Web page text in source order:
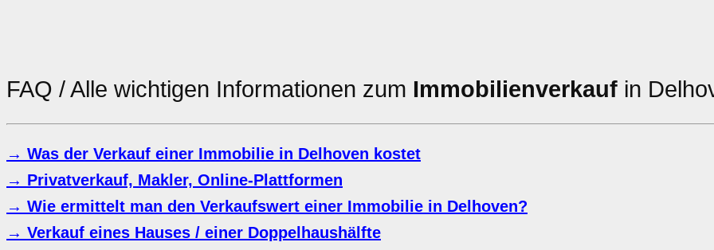
FAQ / Alle wichtigen Informationen zum Immobilienverkauf in
→ Was der Verkauf einer Immobilie in Delhoven kostet
→ Privatverkauf, Makler, Online-Plattformen
→ Wie ermittelt man den Verkaufswert einer Immobilie in Delhoven?
→ Verkauf eines Hauses / einer Doppelhaushälfte